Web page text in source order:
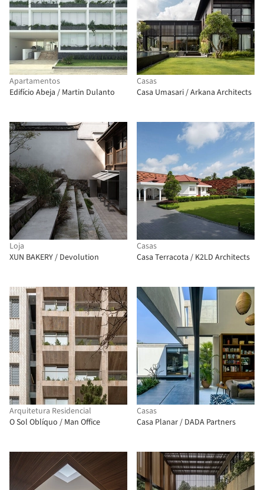
Apartamentos
Edifício Abeja / Martin Dulanto
Casas
Casa Umasari / Arkana Architects
Loja
XUN BAKERY / Devolution
Casas
Casa Terracota / K2LD Architects
Arquitetura Residencial
O Sol Oblíquo / Man Office
Casas
Casa Planar / DADA Partners